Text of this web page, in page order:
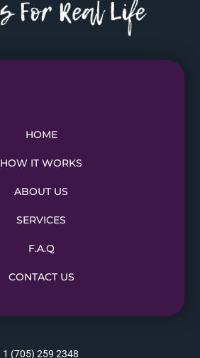
HOME
HOW IT WORKS
ABOUT US
SERVICES
F.A.Q
CONTACT US
1 (705) 259 2348